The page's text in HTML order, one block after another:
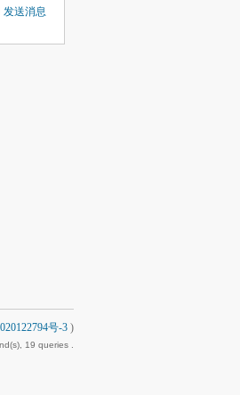
发送消息
号-3 )
19 queries .